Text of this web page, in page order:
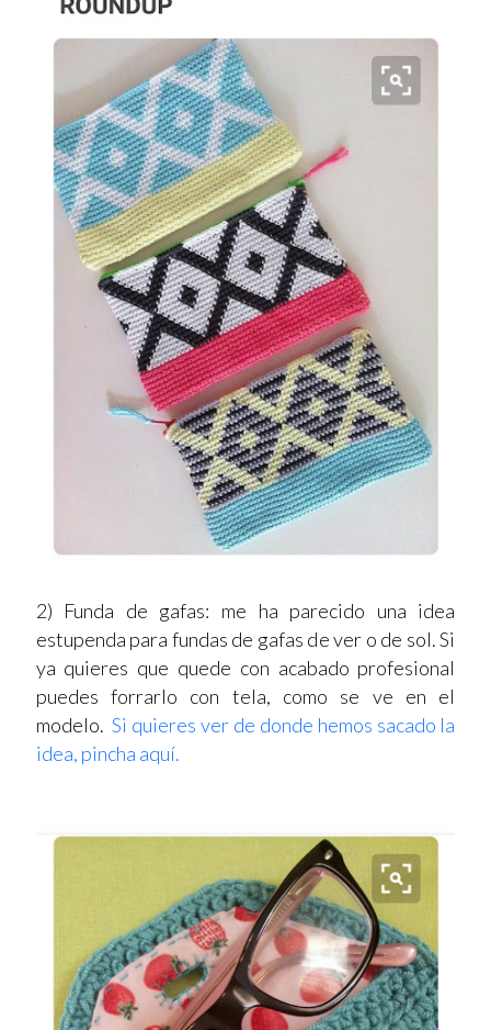
2) Funda de gafas: me ha parecido una idea
estupenda para fundas de gafas de ver o de sol. Si
ya quieres que quede con acabado profesional
puedes forrarlo con tela, como se ve en el
modelo.Si quieres ver de donde hemos sacado la
idea, pincha aquí.